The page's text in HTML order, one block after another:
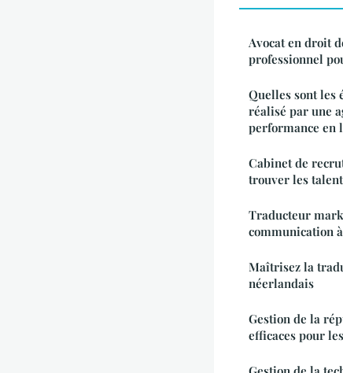
Avocat en droit
professionnel
Quelles sont les
réalisé par une
performance en
Cabinet de
trouver les
Traducteur
communication
Maîtrisez la
néerlandais
Gestion de la
efficaces pour